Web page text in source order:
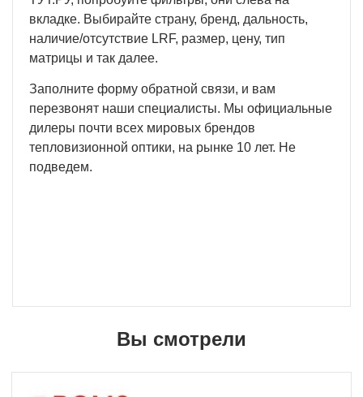
вкладке. Выбирайте страну, бренд, дальность,
наличие/отсутствие LRF, размер, цену, тип
матрицы и так далее.
Заполните форму обратной связи, и вам
перезвонят наши специалисты. Мы официальные
дилеры почти всех мировых брендов
тепловизионной оптики, на рынке 10 лет. Не
подведем.
Вы смотрели